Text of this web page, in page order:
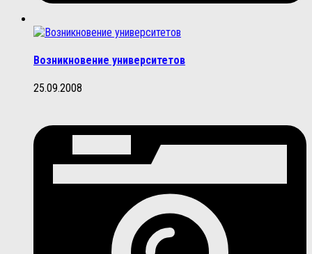
Возникновение университетов
25.09.2008